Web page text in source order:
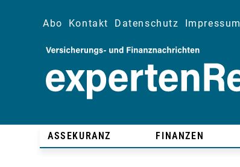
Abo Kontakt Datenschutz Impressum
ASSEKURANZ FINANZEN